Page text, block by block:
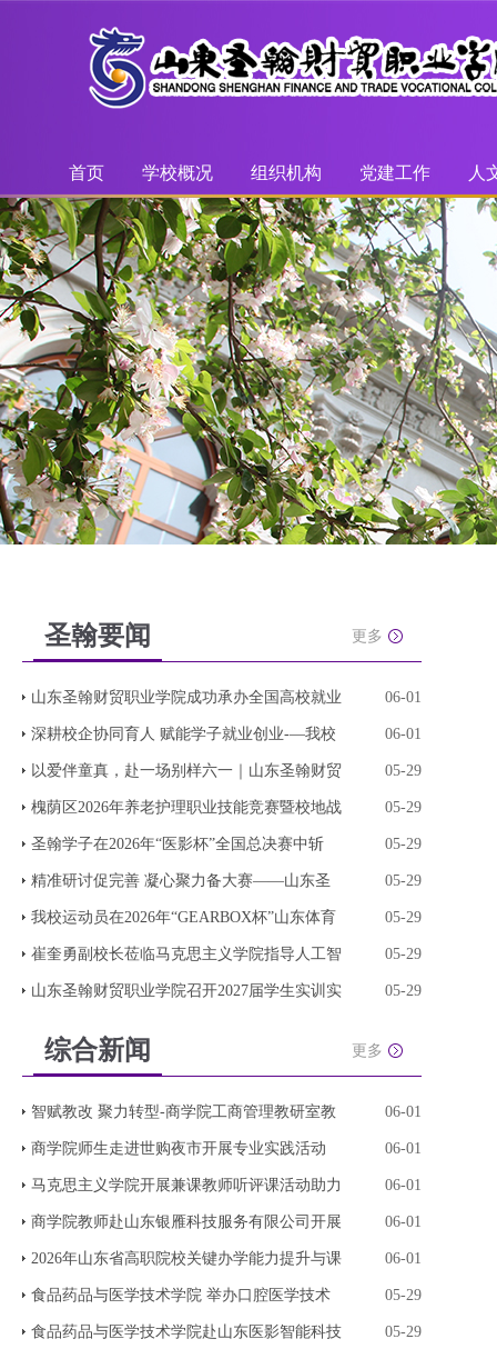
首页 学校概况 组织机构 党建工作 人
圣翰要闻 更多
山东圣翰财贸职业学院成功承办全国高校就业 06-01
深耕校企协同育人 赋能学子就业创业-—我校 06-01
以爱伴童真，赴一场别样六一｜山东圣翰财贸 05-29
槐荫区2026年养老护理职业技能竞赛暨校地战 05-29
圣翰学子在2026年“医影杯”全国总决赛中斩 05-29
精准研讨促完善 凝心聚力备大赛——山东圣 05-29
我校运动员在2026年“GEARBOX杯”山东体育 05-29
崔奎勇副校长莅临马克思主义学院指导人工智 05-29
山东圣翰财贸职业学院召开2027届学生实训实 05-29
综合新闻 更多
智赋教改 聚力转型-商学院工商管理教研室教 06-01
商学院师生走进世购夜市开展专业实践活动 06-01
马克思主义学院开展兼课教师听评课活动助力 06-01
商学院教师赴山东银雁科技服务有限公司开展 06-01
2026年山东省高职院校关键办学能力提升与课 06-01
食品药品与医学技术学院 举办口腔医学技术 05-29
食品药品与医学技术学院赴山东医影智能科技 05-29